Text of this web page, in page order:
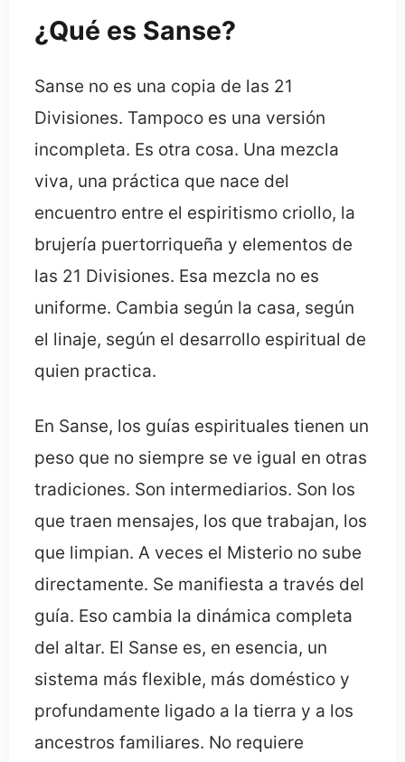
¿Qué es Sanse?
Sanse no es una copia de las 21
Divisiones. Tampoco es una versión
incompleta. Es otra cosa. Una mezcla
viva, una práctica que nace del
encuentro entre el espiritismo criollo, la
brujería puertorriqueña y elementos de
las 21 Divisiones. Esa mezcla no es
uniforme. Cambia según la casa, según
el linaje, según el desarrollo espiritual de
quien practica.
En Sanse, los guías espirituales tienen un
peso que no siempre se ve igual en otras
tradiciones. Son intermediarios. Son los
que traen mensajes, los que trabajan, los
que limpian. A veces el Misterio no sube
directamente. Se manifiesta a través del
guía. Eso cambia la dinámica completa
del altar. El Sanse es, en esencia, un
sistema más flexible, más doméstico y
profundamente ligado a la tierra y a los
ancestros familiares. No requiere